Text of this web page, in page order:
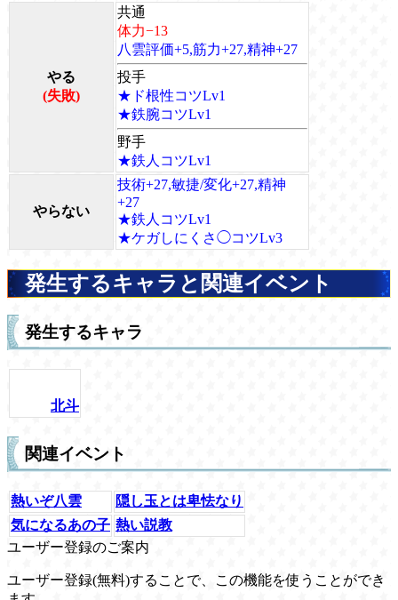
やる
(失敗)
共通
体力−13
八雲評価+5,筋力+27,精神+27
投手
★ド根性コツLv1
★鉄腕コツLv1
野手
★鉄人コツLv1
やらない
技術+27,敏捷/変化+27,精神
+27
★鉄人コツLv1
★ケガしにくさ◯コツLv3
発生するキャラと関連イベント
発生するキャラ
北斗
関連イベント
熱いぞ八雲
隠し玉とは卑怯なり
気になるあの子 熱い説教
ユーザー登録のご案内
ユーザー登録(無料)することで、この機能を使うことができ